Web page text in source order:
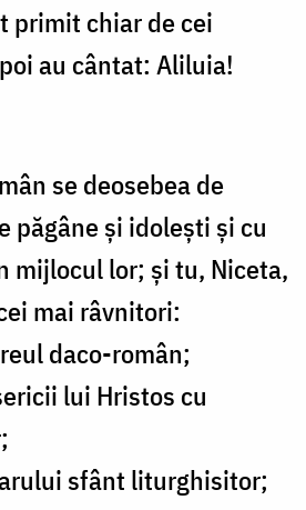
primit chiar de cei
au cântat: Aliluia!
se deosebea de
păgâne şi idoleşti şi cu
mijlocul lor; şi tu, Niceta,
mai râvnitori:
daco-român;
lui Hristos cu
sfânt liturghisitor;